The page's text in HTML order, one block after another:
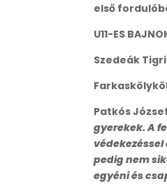
első
U11-ES
Szedeák
Patkós
gyerekek. A
pedig nem
egyéni és